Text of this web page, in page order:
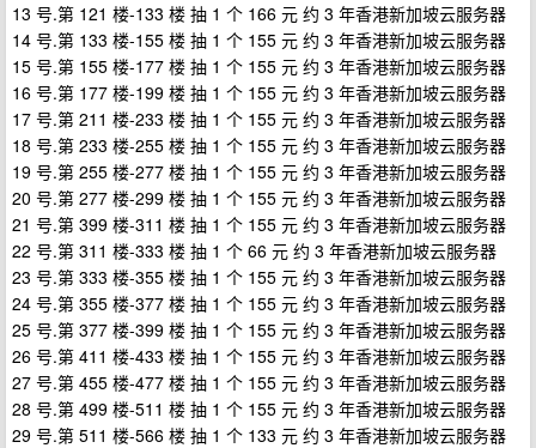
13 号.第 121 楼-133 楼 抽 1 个 166 元 约 3 年香港新加坡云服务器
14 号.第 133 楼-155 楼 抽 1 个 155 元 约 3 年香港新加坡云服务器
15 号.第 155 楼-177 楼 抽 1 个 155 元 约 3 年香港新加坡云服务器
16 号.第 177 楼-199 楼 抽 1 个 155 元 约 3 年香港新加坡云服务器
17 号.第 211 楼-233 楼 抽 1 个 155 元 约 3 年香港新加坡云服务器
18 号.第 233 楼-255 楼 抽 1 个 155 元 约 3 年香港新加坡云服务器
19 号.第 255 楼-277 楼 抽 1 个 155 元 约 3 年香港新加坡云服务器
20 号.第 277 楼-299 楼 抽 1 个 155 元 约 3 年香港新加坡云服务器
21 号.第 399 楼-311 楼 抽 1 个 155 元 约 3 年香港新加坡云服务器
22 号.第 311 楼-333 楼 抽 1 个 66 元 约 3 年香港新加坡云服务器
23 号.第 333 楼-355 楼 抽 1 个 155 元 约 3 年香港新加坡云服务器
24 号.第 355 楼-377 楼 抽 1 个 155 元 约 3 年香港新加坡云服务器
25 号.第 377 楼-399 楼 抽 1 个 155 元 约 3 年香港新加坡云服务器
26 号.第 411 楼-433 楼 抽 1 个 155 元 约 3 年香港新加坡云服务器
27 号.第 455 楼-477 楼 抽 1 个 155 元 约 3 年香港新加坡云服务器
28 号.第 499 楼-511 楼 抽 1 个 155 元 约 3 年香港新加坡云服务器
29 号.第 511 楼-566 楼 抽 1 个 133 元 约 3 年香港新加坡云服务器